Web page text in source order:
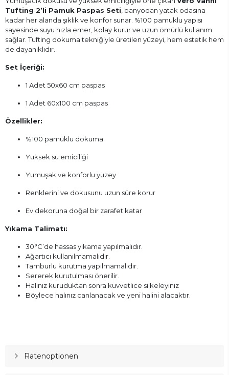
Tufting 2’li Pamuk Paspas Seti, banyodan yatak odasına
kadar her alanda şıklık ve konfor sunar. %100 pamuklu yapısı
sayesinde suyu hızla emer, kolay kurur ve uzun ömürlü kullanım
sağlar. Tufting dokuma tekniğiyle üretilen yüzeyi, hem estetik hem
de dayanıklıdır.
Set İçeriği:
1 Adet 50x60 cm paspas
1 Adet 60x100 cm paspas
Özellikler:
%100 pamuklu dokuma
Yüksek su emiciliği
Yumuşak ve konforlu yüzey
Renklerini ve dokusunu uzun süre korur
Ev dekoruna doğal bir zarafet katar
Yıkama Talimatı:
30°C’de hassas yıkama yapılmalıdır.
Ağartıcı kullanılmamalıdır.
Tamburlu kurutma yapılmamalıdır.
Sererek kurutulması önerilir.
Halınız kuruduktan sonra kuvvetlice silkeleyiniz
Böylece halınız canlanacak ve yeni halini alacaktır.
Ratenoptionen